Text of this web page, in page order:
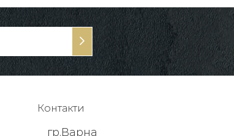
Контакти
гр.Варна